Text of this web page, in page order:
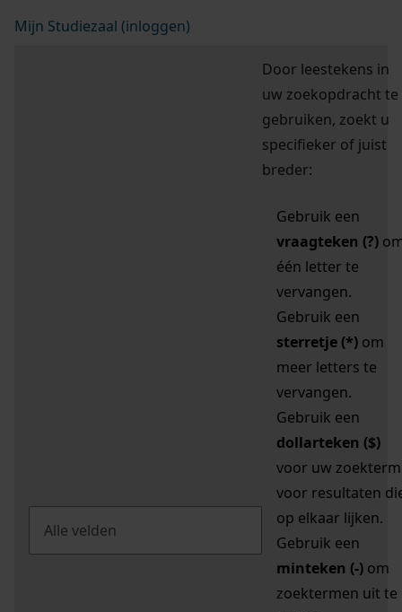
Mijn Studiezaal (inloggen)
Door leestekens in
uw zoekopdracht te
gebruiken, zoekt u
specifieker of juist
breder:
Gebruik een
vraagteken (?)
één letter te
vervangen.
Gebruik een
sterretje (*) om
meer letters te
vervangen.
Gebruik een
dollarteken ($)
voor uw zoekterm
voor resultaten
op elkaar lijken.
Gebruik een
minteken (-) om
zoektermen uit te